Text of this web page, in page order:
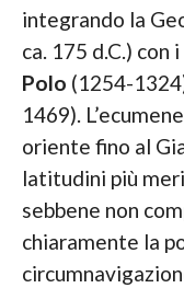
integrando la
ca. 175 d.C.)
Polo (1254-
1469).
oriente fino al
latitudini più
sebbene non
chiaramente la